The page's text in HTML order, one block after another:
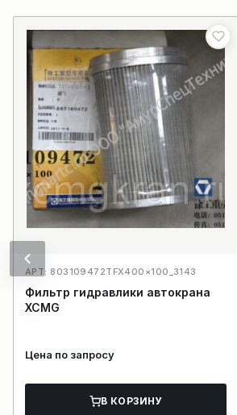
АРТ: 803109472TFX400×100_3143
Фильтр гидравлики автокрана
XCMG
Цена по запросу
В КОРЗИНУ